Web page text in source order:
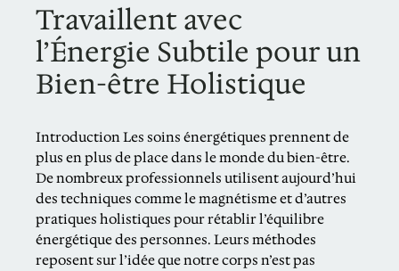
Travaillent avec
l’Énergie Subtile pour un
Bien-être Holistique
Introduction Les soins énergétiques prennent de
plus en plus de place dans le monde du bien-être.
De nombreux professionnels utilisent aujourd’hui
des techniques comme le magnétisme et d’autres
pratiques holistiques pour rétablir l’équilibre
énergétique des personnes. Leurs méthodes
reposent sur l’idée que notre corps n’est pas